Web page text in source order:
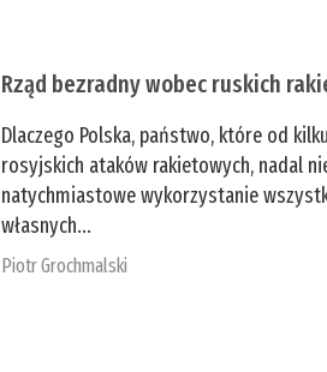
Rząd bezradny wobec ruskich
Dlaczego Polska, państwo, które od
rosyjskich ataków rakietowych, nadal
natychmiastowe wykorzystanie
własnych...
Piotr Grochmalski